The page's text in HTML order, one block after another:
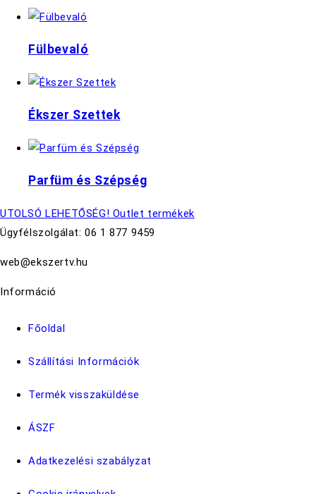
Fülbevaló
Ékszer Szettek
Parfüm és Szépség
UTOLSÓ LEHETŐSÉG! Outlet termékek
Ügyfélszolgálat: 06 1 877 9459
web@ekszertv.hu
Információ
Főoldal
Szállítási Információk
Termék visszaküldése
ÁSZF
Adatkezelési szabályzat